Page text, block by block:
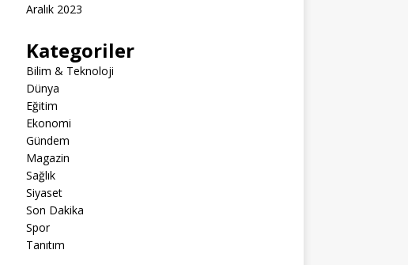
Aralık 2023
Kategoriler
Bilim & Teknoloji
Dünya
Eğitim
Ekonomi
Gündem
Magazin
Sağlık
Siyaset
Son Dakika
Spor
Tanıtım